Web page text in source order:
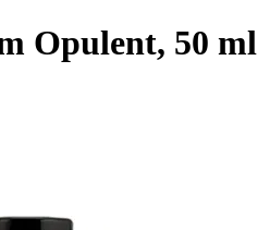
Opulent, 50 ml